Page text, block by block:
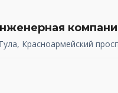
Красноармейский